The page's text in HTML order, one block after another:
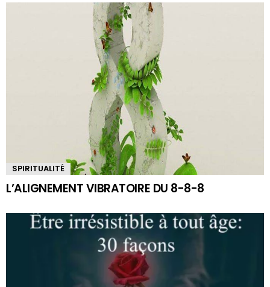
SPIRITUALITÉ
L’ALIGNEMENT VIBRATOIRE DU 8-8-8